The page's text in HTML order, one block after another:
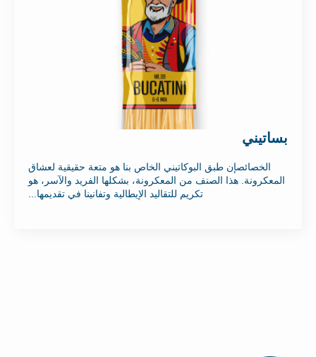
بساتيني
الخصائصإن طبق البوكاتيني الخاص بنا هو متعة حقيقية لعشاق
المعكرونة. هذا الصنف من المعكرونة، بشكلها الفريد والآسر، هو
تكريم للتقاليد الإيطالية وتفانينا في تقديمها...